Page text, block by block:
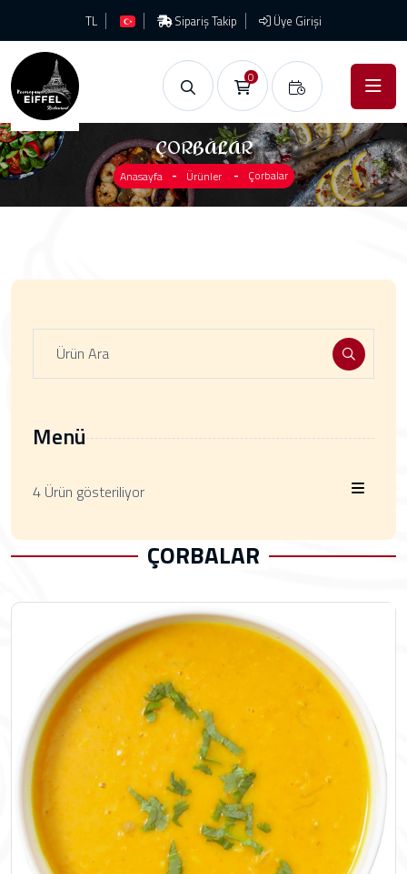
TL Sipariş Takip Üye Girişi
0
ÇORBALAR
Anasayfa Ürünler Çorbalar
Menü
4 Ürün gösteriliyor
ÇORBALAR